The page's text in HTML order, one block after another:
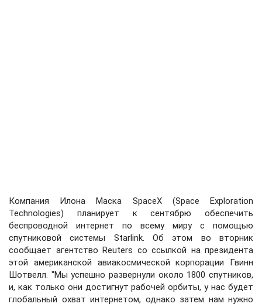
Компания Илона Маска SpaceX (Space Exploration
Technologies) планирует к сентябрю обеспечить
беспроводной интернет по всему миру с помощью
спутниковой системы Starlink. Об этом во вторник
сообщает агентство Reuters со ссылкой на президента
этой американской авиакосмической корпорации Гвинн
Шотвелл. "Мы успешно развернули около 1800 спутников,
и, как только они достигнут рабочей орбиты, у нас будет
глобальный охват интернетом, однако затем нам нужно